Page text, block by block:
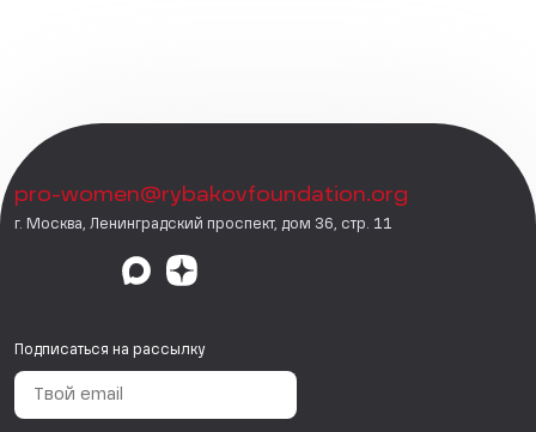
pro-women@rybakovfoundation.org
г. Москва, Ленинградский проспект, дом 36, стр. 11
Подписаться на рассылку